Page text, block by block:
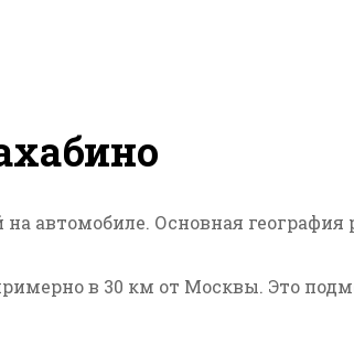
на автомобиле. Основная
в 30 км от Москвы. Это